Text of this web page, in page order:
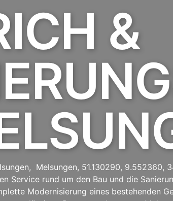
&
Melsungen, 51.130290, 9.552360,
Service rund um den Bau und die
Modernisierung eines bestehenden